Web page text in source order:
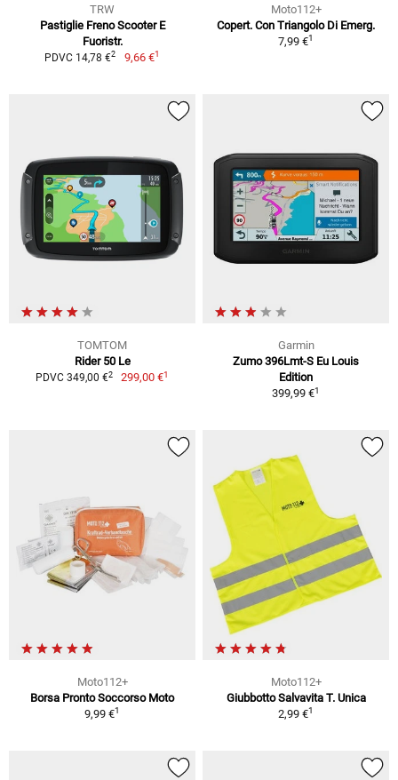
TRW
Pastiglie Freno Scooter E
Fuoristr.
PDVC 14,78 €2 9,66 €1
Moto112+
Copert. Con Triangolo Di Emerg.
7,99 €1
TOMTOM
Rider 50 Le
PDVC 349,00 €2 299,00 €1
Garmin
Zumo 396Lmt-S Eu Louis
Edition
399,99 €1
Moto112+
Borsa Pronto Soccorso Moto
9,99 €1
Moto112+
Giubbotto Salvavita T. Unica
2,99 €1